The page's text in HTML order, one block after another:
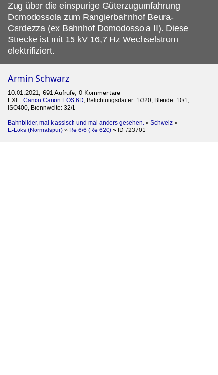
Zug über die einspurige Güterzugumfahrung
Domodossola zum Rangierbahnhof Beura-
Cardezza (ex Bahnhof Domodossola II). Diese
Strecke ist mit 15 kV 16,7 Hz Wechselstrom
elektrifiziert.
Armin Schwarz
10.01.2021, 691 Aufrufe, 0 Kommentare
EXIF: Canon Canon EOS 6D, Belichtungsdauer: 1/320, Blende: 10/1,
ISO400, Brennweite: 32/1
Bahnbilder, mal klassisch und mal anders gesehen. » Schweiz »
E-Loks (Normalspur) » Re 6/6 (Re 620) » ID 723701